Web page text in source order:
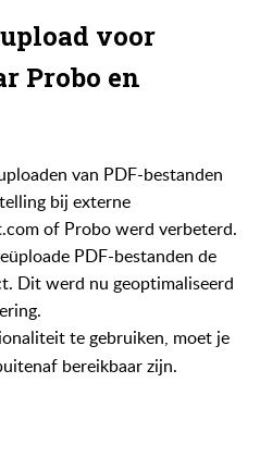
voor
Probo en
van PDF-bestanden
bij externe
of Probo werd verbeterd.
PDF-bestanden de
Dit werd nu geoptimaliseerd
te gebruiken, moet je
bereikbaar zijn.